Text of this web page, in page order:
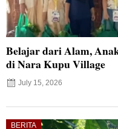
Belajar dari Alam,
di Nara Kupu Village
July 15, 2026
BERITA